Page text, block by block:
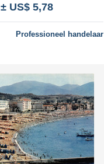
± US$ 5,78
Professioneel handelaar